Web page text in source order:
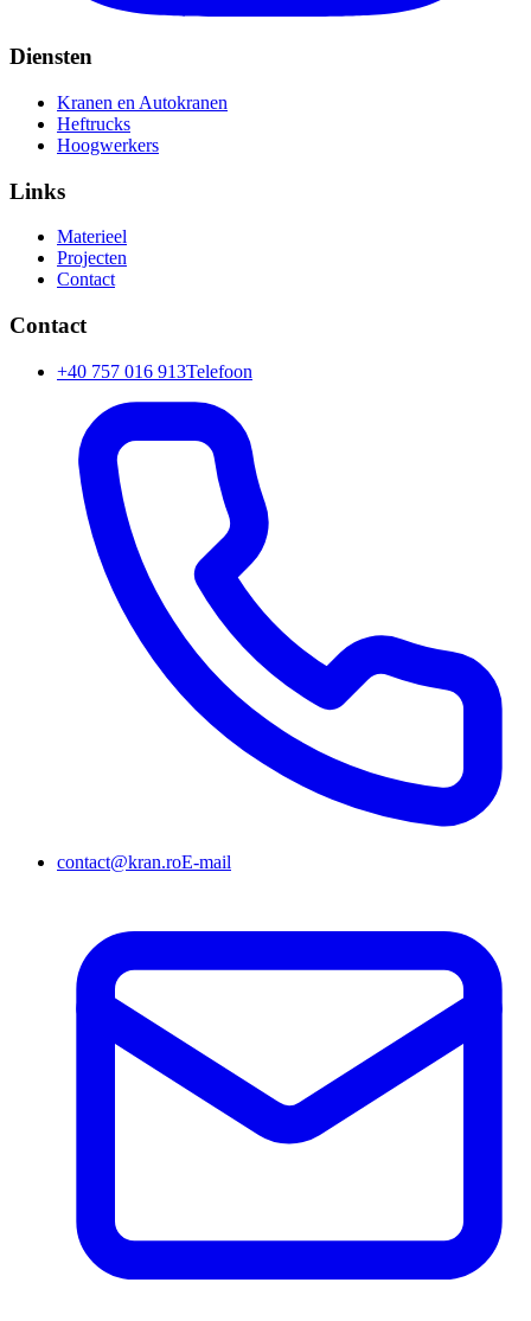
Diensten
Kranen en Autokranen
Heftrucks
Hoogwerkers
Links
Materieel
Projecten
Contact
Contact
+40 757 016 913Telefoon
contact@kran.roE-mail